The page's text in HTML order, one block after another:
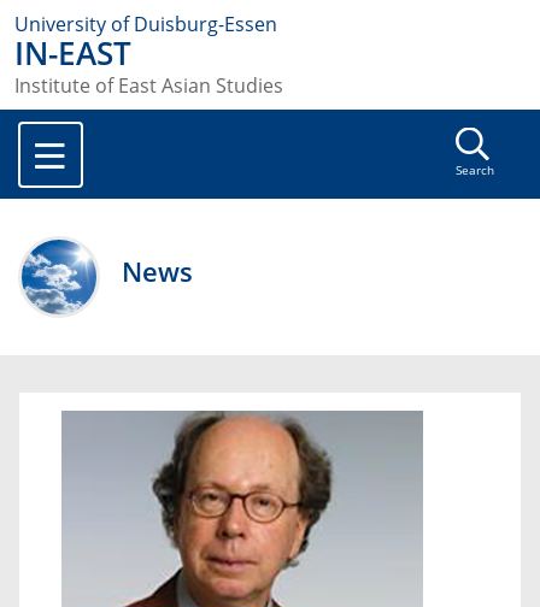
University of Duisburg-Essen
IN-EAST
Institute of East Asian Studies
Search
News